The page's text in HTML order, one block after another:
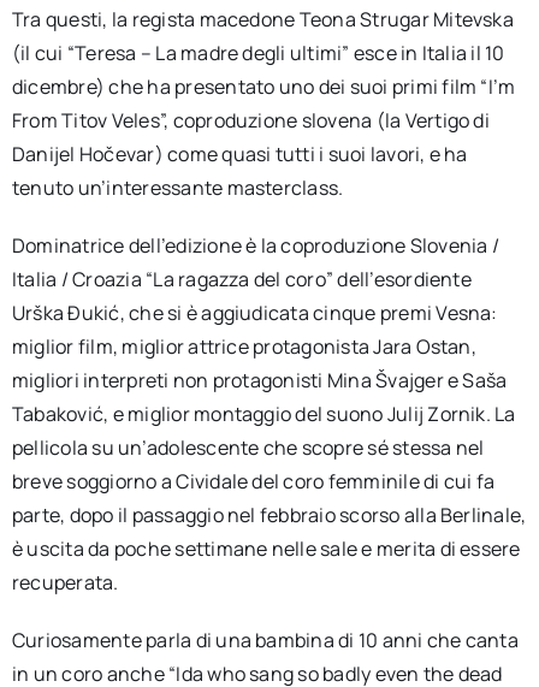
Tra questi, la regista macedone Teona Strugar Mitevska
(il cui “Teresa – La madre degli ultimi” esce in Italia il 10
dicembre) che ha presentato uno dei suoi primi film “I’m
From Titov Veles”, coproduzione slovena (la Vertigo di
Danijel Hočevar) come quasi tutti i suoi lavori, e ha
tenuto un’interessante masterclass.
Dominatrice dell’edizione è la coproduzione Slovenia /
Italia / Croazia “La ragazza del coro” dell’esordiente
Urška Đukić, che si è aggiudicata cinque premi Vesna:
miglior film, miglior attrice protagonista Jara Ostan,
migliori interpreti non protagonisti Mina Švajger e Saša
Tabaković, e miglior montaggio del suono Julij Zornik. La
pellicola su un’adolescente che scopre sé stessa nel
breve soggiorno a Cividale del coro femminile di cui fa
parte, dopo il passaggio nel febbraio scorso alla Berlinale,
è uscita da poche settimane nelle sale e merita di essere
recuperata.
Curiosamente parla di una bambina di 10 anni che canta
in un coro anche “Ida who sang so badly even the dead